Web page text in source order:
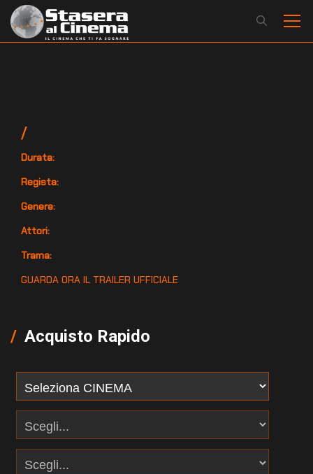
/
Durata:
Regista:
Genere:
Attori:
Trama:
GUARDA ORA IL TRAILER UFFICIALE
Acquisto Rapido